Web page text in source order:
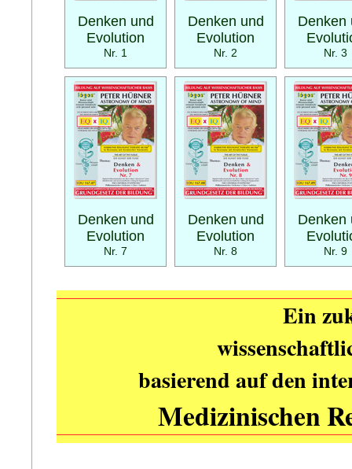
Denken und
Evolution
Nr. 1
Denken und
Evolution
Nr. 2
Denken
Nr. 3
Denken und
Evolution
Nr. 7
Denken und
Evolution
Nr. 8
Denken
Nr. 9
Ein
basierend auf den
Medizinischen